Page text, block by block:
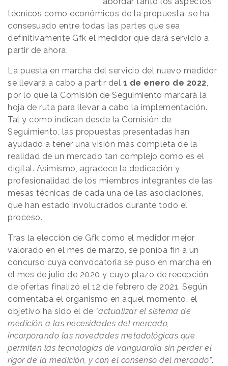
técnicos como económicos de la propuesta, se ha
consesuado entre todas las partes que sea
definitivamente Gfk el medidor que dará servicio a
partir de ahora.
La puesta en marcha del servicio del nuevo medidor
se llevará a cabo a partir del 1 de enero de 2022,
por lo que la Comisión de Seguimiento marcará la
hoja de ruta para llevar a cabo la implementación.
Tal y como indican desde la Comisión de
Seguimiento, las propuestas presentadas han
ayudado a tener una visión más completa de la
realidad de un mercado tan complejo como es el
digital. Asimismo, agradece la dedicación y
profesionalidad de los miembros integrantes de las
mesas técnicas de cada una de las asociaciones,
que han estado involucrados durante todo el
proceso.
Tras la elección de Gfk como el medidor mejor
valorado en el mes de marzo, se poníoa fin a un
concurso cuya convocatoria se puso en marcha en
el mes de julio de 2020 y cuyo plazo de recepción
de ofertas finalizó el 12 de febrero de 2021. Según
comentaba el organismo en aquel momento, el
objetivo ha sido el de "actualizar el sistema de
medición a las necesidades del mercado,
incorporando las novedades metodológicas que
permiten las tecnologías de vanguardia sin perder el
rigor de la medición, y con el consenso del mercado”.